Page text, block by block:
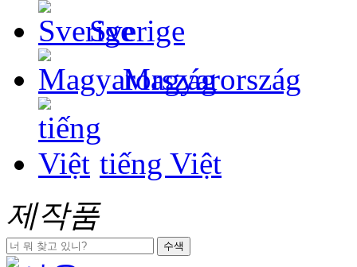
Sverige
Magyarország
tiếng Việt
제작품
수색